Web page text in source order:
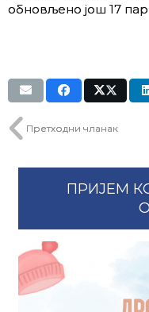
обновљено још 17
Претходни чланак
ПРИЈЕМ